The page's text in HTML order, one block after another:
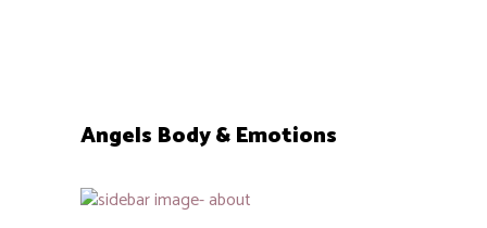
Angels Body & Emotions